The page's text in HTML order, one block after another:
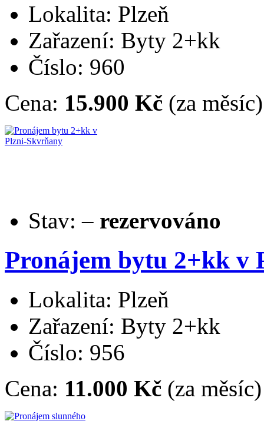
Lokalita: Plzeň
Zařazení: Byty 2+kk
Číslo: 960
Cena: 15.900 Kč (za měsíc)
Stav: – rezervováno
Pronájem bytu 2+kk v
Lokalita: Plzeň
Zařazení: Byty 2+kk
Číslo: 956
Cena: 11.000 Kč (za měsíc)